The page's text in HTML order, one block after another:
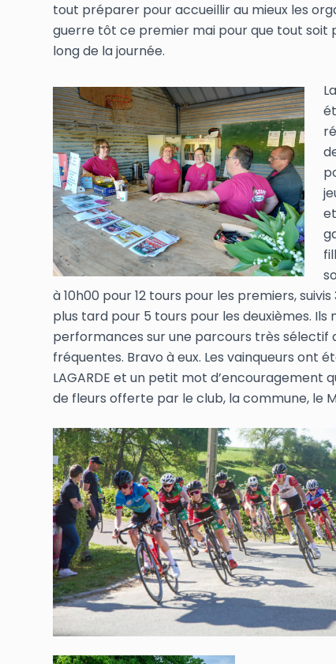
tout préparer pour accueillir au mieux les
guerre tôt ce premier mai pour que tout soit
long de la journée.
à 10h00 pour 12 tours pour les premiers,
plus tard pour 5 tours pour les deuxièmes.
performances sur une parcours très sélectif
fréquentes. Bravo à eux. Les vainqueurs
LAGARDE et un petit mot d’encouragement
de fleurs offerte par le club, la commune, le